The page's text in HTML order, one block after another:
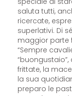
saluta tutti,
ricercate,
superlativi. Di
maggior parte
“Sempre
frittate, la
la sua
preparo le